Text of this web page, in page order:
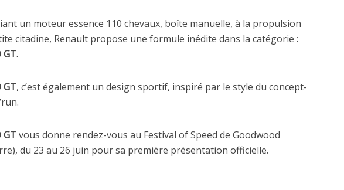
un moteur essence 110 chevaux, boîte manuelle, à la propulsion
citadine, Renault propose une formule inédite dans la catégorie :
GT.
GT, c’est également un design sportif, inspiré par le style du concept-
GTvous donne rendez-vous au Festival of Speed de Goodwood
du 23 au 26 juin pour sa première présentation officielle.